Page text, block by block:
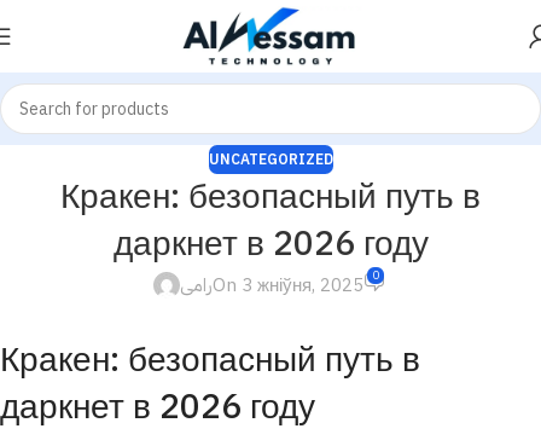
UNCATEGORIZED
Кракен: безопасный путь в
даркнет в 2026 году
رامىOn 3 жніўня, 2025 0
Кракен: безопасный путь в
даркнет в 2026 году